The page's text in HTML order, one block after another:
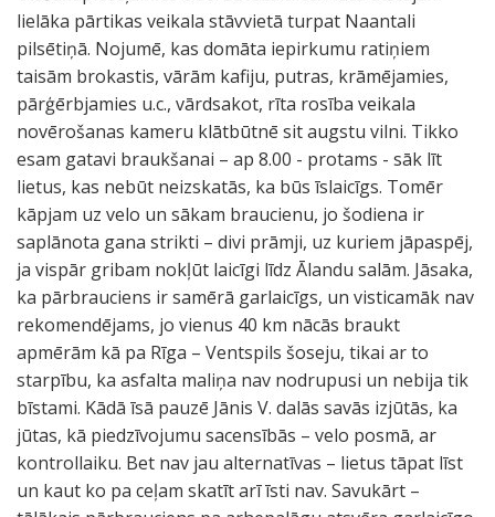
lielāka pārtikas veikala stāvvietā turpat Naantali
pilsētiņā. Nojumē, kas domāta iepirkumu ratiņiem
taisām brokastis, vārām kafiju, putras, krāmējamies,
pārģērbjamies u.c., vārdsakot, rīta rosība veikala
novērošanas kameru klātbūtnē sit augstu vilni. Tikko
esam gatavi braukšanai – ap 8.00 - protams - sāk līt
lietus, kas nebūt neizskatās, ka būs īslaicīgs. Tomēr
kāpjam uz velo un sākam braucienu, jo šodiena ir
saplānota gana strikti – divi prāmji, uz kuriem jāpaspēj,
ja vispār gribam nokļūt laicīgi līdz Ālandu salām. Jāsaka,
ka pārbrauciens ir samērā garlaicīgs, un visticamāk nav
rekomendējams, jo vienus 40 km nācās braukt
apmērām kā pa Rīga – Ventspils šoseju, tikai ar to
starpību, ka asfalta maliņa nav nodrupusi un nebija tik
bīstami. Kādā īsā pauzē Jānis V. dalās savās izjūtās, ka
jūtas, kā piedzīvojumu sacensībās – velo posmā, ar
kontrollaiku. Bet nav jau alternatīvas – lietus tāpat līst
un kaut ko pa ceļam skatīt arī īsti nav. Savukārt –